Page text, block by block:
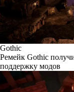
Gothic
Ремейк Gothic
поддержку модов